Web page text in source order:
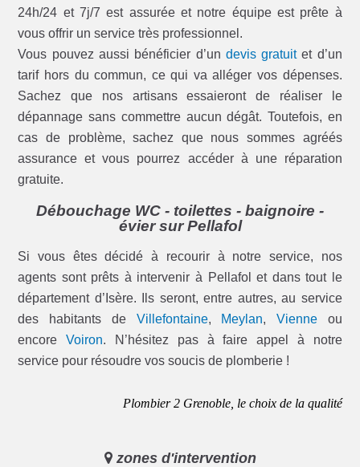
24h/24 et 7j/7 est assurée et notre équipe est prête à
vous offrir un service très professionnel.
Vous pouvez aussi bénéficier d’un devis gratuitet d’un
tarif hors du commun, ce qui va alléger vos dépenses.
Sachez que nos artisans essaieront de réaliser le
dépannage sans commettre aucun dégât. Toutefois, en
cas de problème, sachez que nous sommes agréés
assurance et vous pourrez accéder à une réparation
gratuite.
Débouchage WC - toilettes - baignoire -
évier sur Pellafol
Si vous êtes décidé à recourir à notre service, nos
agents sont prêts à intervenir à Pellafol et dans tout le
département d’Isère. Ils seront, entre autres, au service
des habitants de Villefontaine, Meylan, Vienneou
encoreVoiron. N’hésitez pas à faire appel à notre
service pour résoudre vos soucis de plomberie !
Plombier 2 Grenoble, le choix de la qualité
zones d'intervention